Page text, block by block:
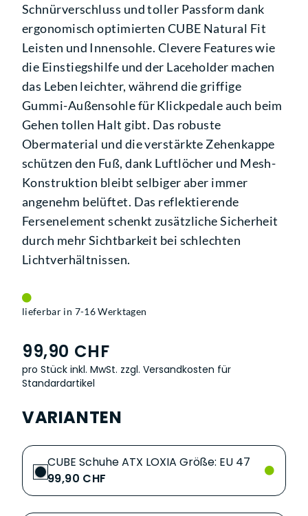
Schnürverschluss und toller Passform dank
ergonomisch optimierten CUBE Natural Fit
Leisten und Innensohle. Clevere Features wie
die Einstiegshilfe und der Laceholder machen
das Leben leichter, während die griffige
Gummi-Außensohle für Klickpedale auch beim
Gehen tollen Halt gibt. Das robuste
Obermaterial und die verstärkte Zehenkappe
schützen den Fuß, dank Luftlöcher und Mesh-
Konstruktion bleibt selbiger aber immer
angenehm belüftet. Das reflektierende
Fersenelement schenkt zusätzliche Sicherheit
durch mehr Sichtbarkeit bei schlechten
Lichtverhältnissen.
lieferbar in 7-16 Werktagen
99,90 CHF
pro Stück inkl. MwSt. zzgl. Versandkosten für
Standardartikel
VARIANTEN
CUBE Schuhe ATX LOXIA Größe: EU 47
99,90 CHF